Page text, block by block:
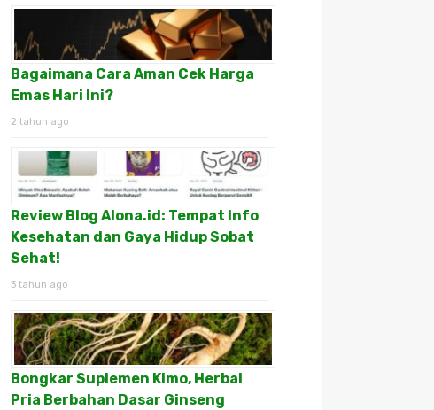
Bagaimana Cara Aman Cek Harga
Emas Hari Ini?
2 tahun ago
Review Blog Alona.id: Tempat Info
Kesehatan dan Gaya Hidup Sobat
Sehat!
3 tahun ago
Bongkar Suplemen Kimo, Herbal
Pria Berbahan Dasar Ginseng